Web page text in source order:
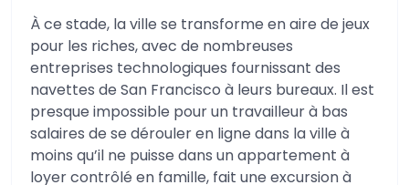
À ce stade, la ville se transforme en aire de jeux
pour les riches, avec de nombreuses
entreprises technologiques fournissant des
navettes de San Francisco à leurs bureaux. Il est
presque impossible pour un travailleur à bas
salaires de se dérouler en ligne dans la ville à
moins qu’il ne puisse dans un appartement à
loyer contrôlé en famille, fait une excursion à